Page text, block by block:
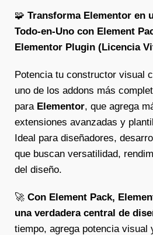
🧩 Transforma Elementor en
Todo-en-Uno con Element
Elementor Plugin (Licencia
Potencia tu constructor visual
uno de los addons más
para Elementor, que agrega
extensiones avanzadas y
Ideal para diseñadores,
que buscan versatilidad,
del diseño.
🚀 Con Element Pack,
una verdadera central de
tiempo, agrega potencia visual